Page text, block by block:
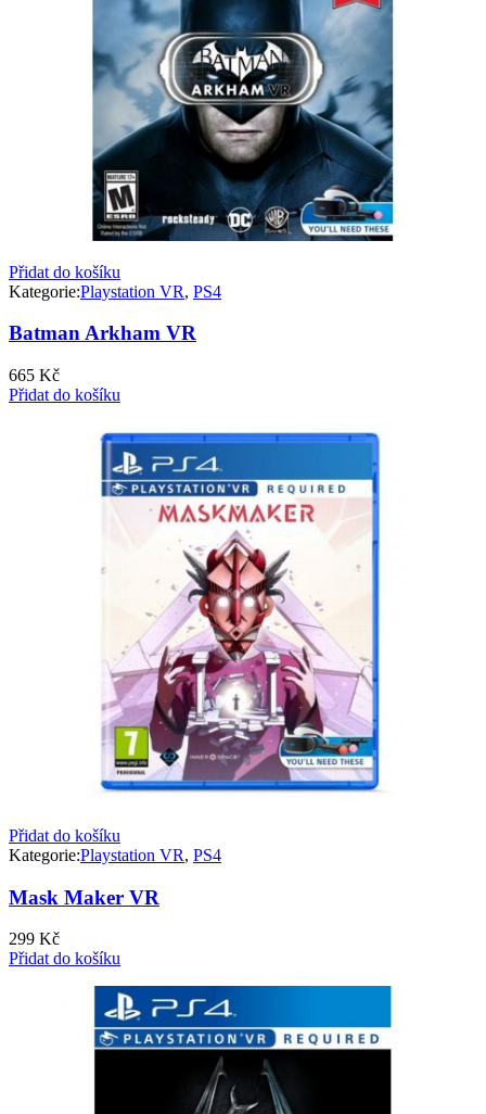
Přidat do košíku
Kategorie:Playstation VR, PS4
Batman Arkham VR
665 Kč
Přidat do košíku
Přidat do košíku
Kategorie:Playstation VR, PS4
Mask Maker VR
299 Kč
Přidat do košíku